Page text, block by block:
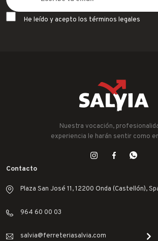
He leído y acepto los términos legales
Nuestra vocación,
experiencia le harán sentir como
Contacto
Plaza San José 11, 12200 Onda (Castellón),
964 60 00 03
salvia@ferreteriasalvia.com